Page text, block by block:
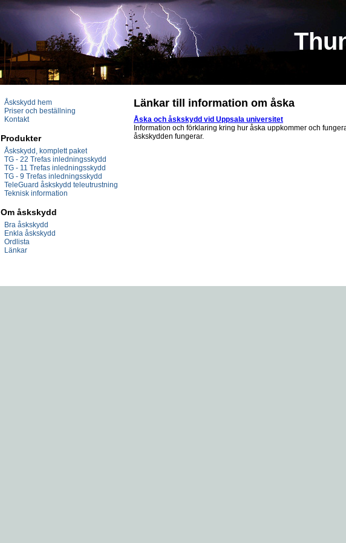
Åskskydd hem
Priser och beställning
Kontakt
Produkter
Åskskydd, komplett paket
TG - 22 Trefas inledningsskydd
TG - 11 Trefas inledningsskydd
TG - 9 Trefas inledningsskydd
TeleGuard åskskydd teleutrustning
Teknisk information
Om åskskydd
Bra åskskydd
Enkla åskskydd
Ordlista
Länkar
Länkar till information om åska
Åska och åskskydd vid Uppsala universitet
Information och förklaring kring hur åska uppkommer och
åskskydden fungerar.